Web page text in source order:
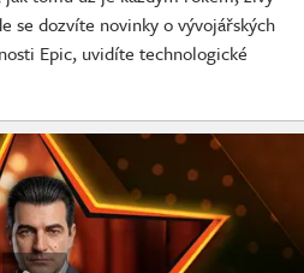
se dozvíte novinky o vývojářských
Epic, uvidíte technologické